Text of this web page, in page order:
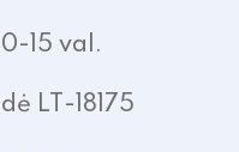
15 val.
LT-18175